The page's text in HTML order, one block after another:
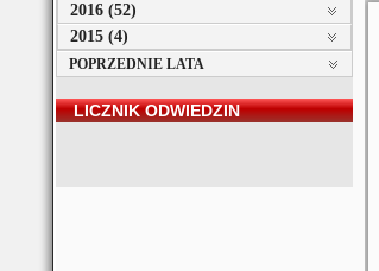
2016 (52)
2015 (4)
POPRZEDNIE LATA
LICZNIK ODWIEDZIN